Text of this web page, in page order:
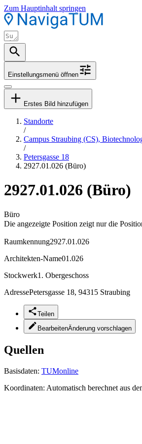
Zum Hauptinhalt springen
Einstellungsmenü öffnen
Erstes Bild hinzufügen
Standorte
/
Campus Straubing (CS),
/
Petersgasse 18
2927.01.026 (Büro)
2927.01.026 (Büro)
Büro
Die angezeigte Position zeigt nur die
Raumkennung2927.01.026
Architekten-Name01.026
Stockwerk1. Obergeschoss
AdressePetersgasse 18, 94315 Straubing
Teilen
BearbeitenÄnderung vorschlagen
Quellen
Basisdaten: TUMonline
Koordinaten: Automatisch berechnet aus